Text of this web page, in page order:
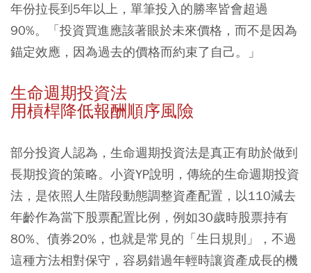
年份拉長到5年以上，單筆投入的勝率皆會超過
90%。「投資買進應該著眼於未來價格，而不是因為
錨定效應，因為過去的價格而約束了自己。」
生命週期投資法
用槓桿降低報酬順序風險
部分投資人認為，生命週期投資法是真正有助於做到
長期投資的策略。小資YP說明，傳統的生命週期投資
法，是依照人生階段動態調整資產配置，以110減去
年齡作為當下股票配置比例，例如30歲時股票持有
80%、債券20%，也就是常見的「生日規則」，不過
這種方法相對保守，容易錯過年輕時讓資產成長的機